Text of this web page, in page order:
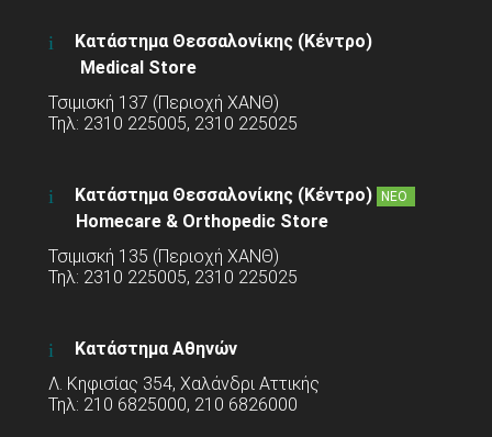
Κατάστημα Θεσσαλονίκης (Κέντρο)
Medical Store
Τσιμισκή 137 (Περιοχή ΧΑΝΘ)
Τηλ: 2310 225005, 2310 225025
Κατάστημα Θεσσαλονίκης (Κέντρο) ΝΕΟ
Homecare & Orthopedic Store
Τσιμισκή 135 (Περιοχή ΧΑΝΘ)
Τηλ: 2310 225005, 2310 225025
Κατάστημα Αθηνών
Λ. Κηφισίας 354, Χαλάνδρι Αττικής
Τηλ: 210 6825000, 210 6826000